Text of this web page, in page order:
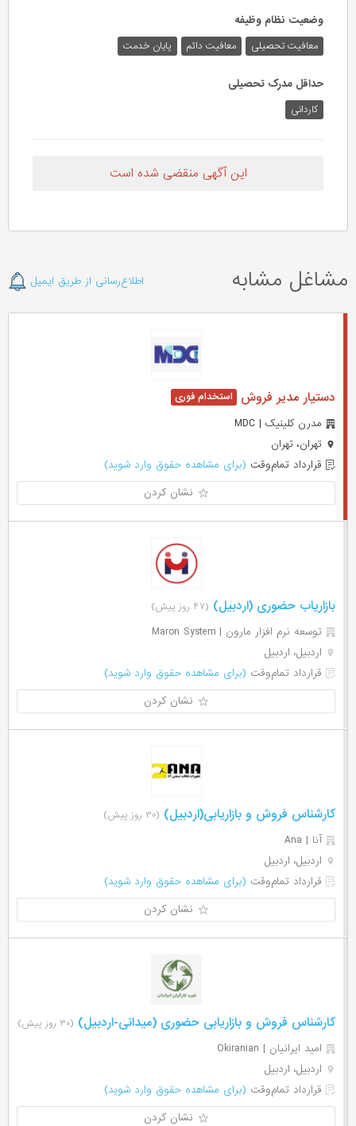
وضعیت نظام وظیفه
معافیت تحصیلی معافیت دائم پایان خدمت
حداقل مدرک تحصیلی
کاردانی
این آگهی منقضی شده است
مشاغل مشابه اطلاع‌رسانی از طریق ایمیل
دستیار مدیر فروش
مدرن کلینیک | MDC
تهران، تهران
قرارداد تمام‌وقت (برای مشاهده حقوق وارد شوید)
نشان کردن
بازاریاب حضوری (اردبیل) (۴۷ روز پیش)
توسعه نرم افزار مارون | Maron System
اردبیل، اردبیل
قرارداد تمام‌وقت (برای مشاهده حقوق وارد شوید)
نشان کردن
کارشناس فروش و بازاریابی(اردبیل) (۳۰ روز پیش)
آنا | Ana
اردبیل، اردبیل
قرارداد تمام‌وقت (برای مشاهده حقوق وارد شوید)
نشان کردن
کارشناس فروش و بازاریابی حضوری (میدانی-اردبیل) (۳۰ روز پیش)
امید ایرانیان | Okiranian
اردبیل، اردبیل
قرارداد تمام‌وقت (برای مشاهده حقوق وارد شوید)
نشان کردن